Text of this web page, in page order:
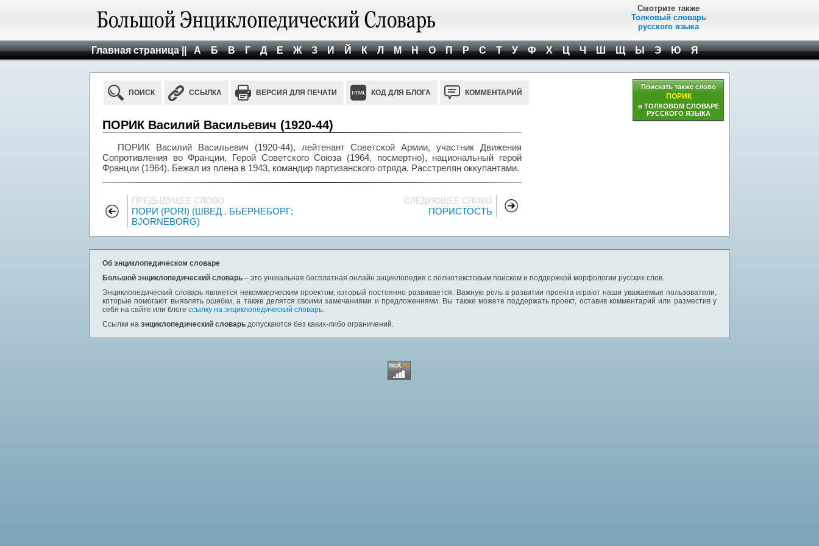
Смотрите также
Толковый словарь
русского языка
Главная страница || А Б В Г Д Е Ж З И Й К Л М Н О П Р С Т У Ф Х Ц Ч Ш Щ Ы Э Ю Я
ПОИСК ССЫЛКА ВЕРСИЯ ДЛЯ ПЕЧАТИ КОД ДЛЯ БЛОГА КОММЕНТАРИЙ
ПОРИК Василий Васильевич (1920-44)
ПОРИК Василий Васильевич (1920-44), лейтенант Советской Армии, участник Движения
Сопротивления во Франции, Герой Советского Союза (1964, посмертно), национальный герой
Франции (1964). Бежал из плена в 1943, командир партизанского отряда. Расстрелян оккупантами.
ПРЕДЫДУЩЕЕ СЛОВО
ПОРИ (PORI) (ШВЕД . БЬЕРНЕБОРГ;
BJORNEBORG)
СЛЕДУЮЩЕЕ СЛОВО
ПОРИСТОСТЬ
Поискать также слово
ПОРИК
в ТОЛКОВОМ СЛОВАРЕ
РУССКОГО ЯЗЫКА
Об энциклопедическом словаре
Большой энциклопедический словарь – это уникальная бесплатная онлайн энциклопедия с полнотекстовым поиском и поддержкой морфологии русских слов.
Энциклопедический словарь является некоммерческим проектом, который постоянно развивается. Важную роль в развитии проекта играют наши уважаемые пользователи,
которые помогают выявлять ошибки, а также делятся своими замечаниями и предложениями. Вы также можете поддержать проект, оставив комментарий или разместив у
себя на сайте или блоге ссылку на энциклопедический словарь.
Ссылки на энциклопедический словарь допускаются без каких-либо ограничений.